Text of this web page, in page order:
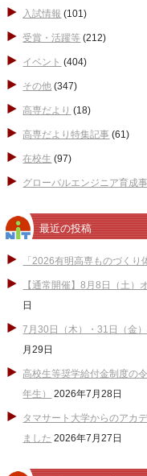
入試情報 (101)
受賞・活躍等 (212)
イベント (404)
その他 (347)
高専だより (18)
高専だより特集記事 (61)
在校生 (97)
グローバルエンジニア育成
最近の投稿
「2026有明高専ものづく
【通常開催】8月8日（土）
日
7月30日（木）・31日（金
月29日
高校生等奨学給付金制度の
年生）
2026年7月28日
タマサート大学からのアカ
ました 2026年7月27日